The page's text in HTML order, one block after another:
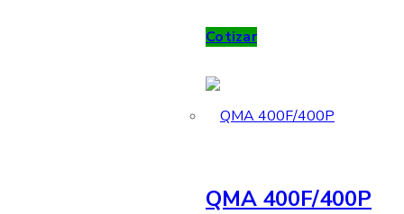
Cotizar
QMA 400F/400P